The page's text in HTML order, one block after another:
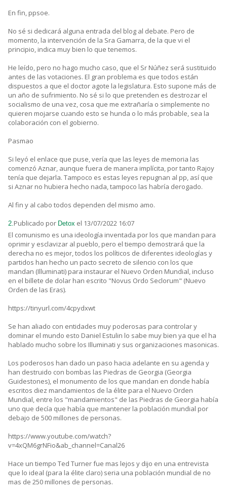
En fin, ppsoe.
No sé si dedicará alguna entrada del blog al debate. Pero de
momento, la intervención de la Sra Gamarra, de la que vi el
principio, indica muy bien lo que tenemos.
He leído, pero no hago mucho caso, que el Sr Núñez será sustituido
antes de las votaciones. El gran problema es que todos están
dispuestos a que el doctor agote la legislatura. Esto supone más de
un año de sufrimiento. No sé si lo que pretenden es destrozar el
socialismo de una vez, cosa que me extrañaría o simplemente no
quieren mojarse cuando esto se hunda o lo más probable, sea la
colaboración con el gobierno.
Pasmao
Si leyó el enlace que puse, vería que las leyes de memoria las
comenzó Aznar, aunque fuera de manera implícita, por tanto Rajoy
tenía que dejarla. Tampoco es estas leyes repugnan al pp, así que
si Aznar no hubiera hecho nada, tampoco las habría derogado.
Al fin y al cabo todos dependen del mismo amo.
2.Publicado por Detox el 13/07/2022 16:07
El comunismo es una ideología inventada por los que mandan para
oprimir y esclavizar al pueblo, pero el tiempo demostrará que la
derecha no es mejor, todos los políticos de diferentes ideologías y
partidos han hecho un pacto secreto de silencio con los que
mandan (Illuminati) para instaurar el Nuevo Orden Mundial, incluso
en el billete de dolar han escrito "Novus Ordo Seclorum" (Nuevo
Orden de las Eras).
https://tinyurl.com/4cpydxwt
Se han aliado con entidades muy poderosas para controlar y
dominar el mundo esto Daniel Estulin lo sabe muy bien ya que el ha
hablado mucho sobre los Illuminati y sus organizaciones masonicas.
Los poderosos han dado un paso hacia adelante en su agenda y
han destruido con bombas las Piedras de Georgia (Georgia
Guidestones), el monumento de los que mandan en donde había
escritos diez mandamientos de la élite para el Nuevo Orden
Mundial, entre los "mandamientos" de las Piedras de Georgia había
uno que decía que había que mantener la población mundial por
debajo de 500 millones de personas.
https://www.youtube.com/watch?
v=4xQM6grNFio&ab_channel=Canal26
Hace un tiempo Ted Turner fue mas lejos y dijo en una entrevista
que lo ideal (para la élite claro) seria una población mundial de no
mas de 250 millones de personas.